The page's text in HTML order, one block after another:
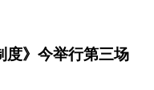
度》今举行第三场